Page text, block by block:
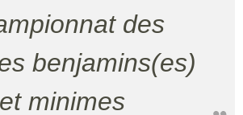
benjamins(es)
et minimes